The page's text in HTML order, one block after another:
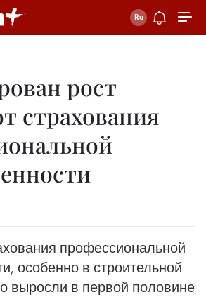
рост
страхования
профессиональной
особенно в строительной
выросли в первой половине